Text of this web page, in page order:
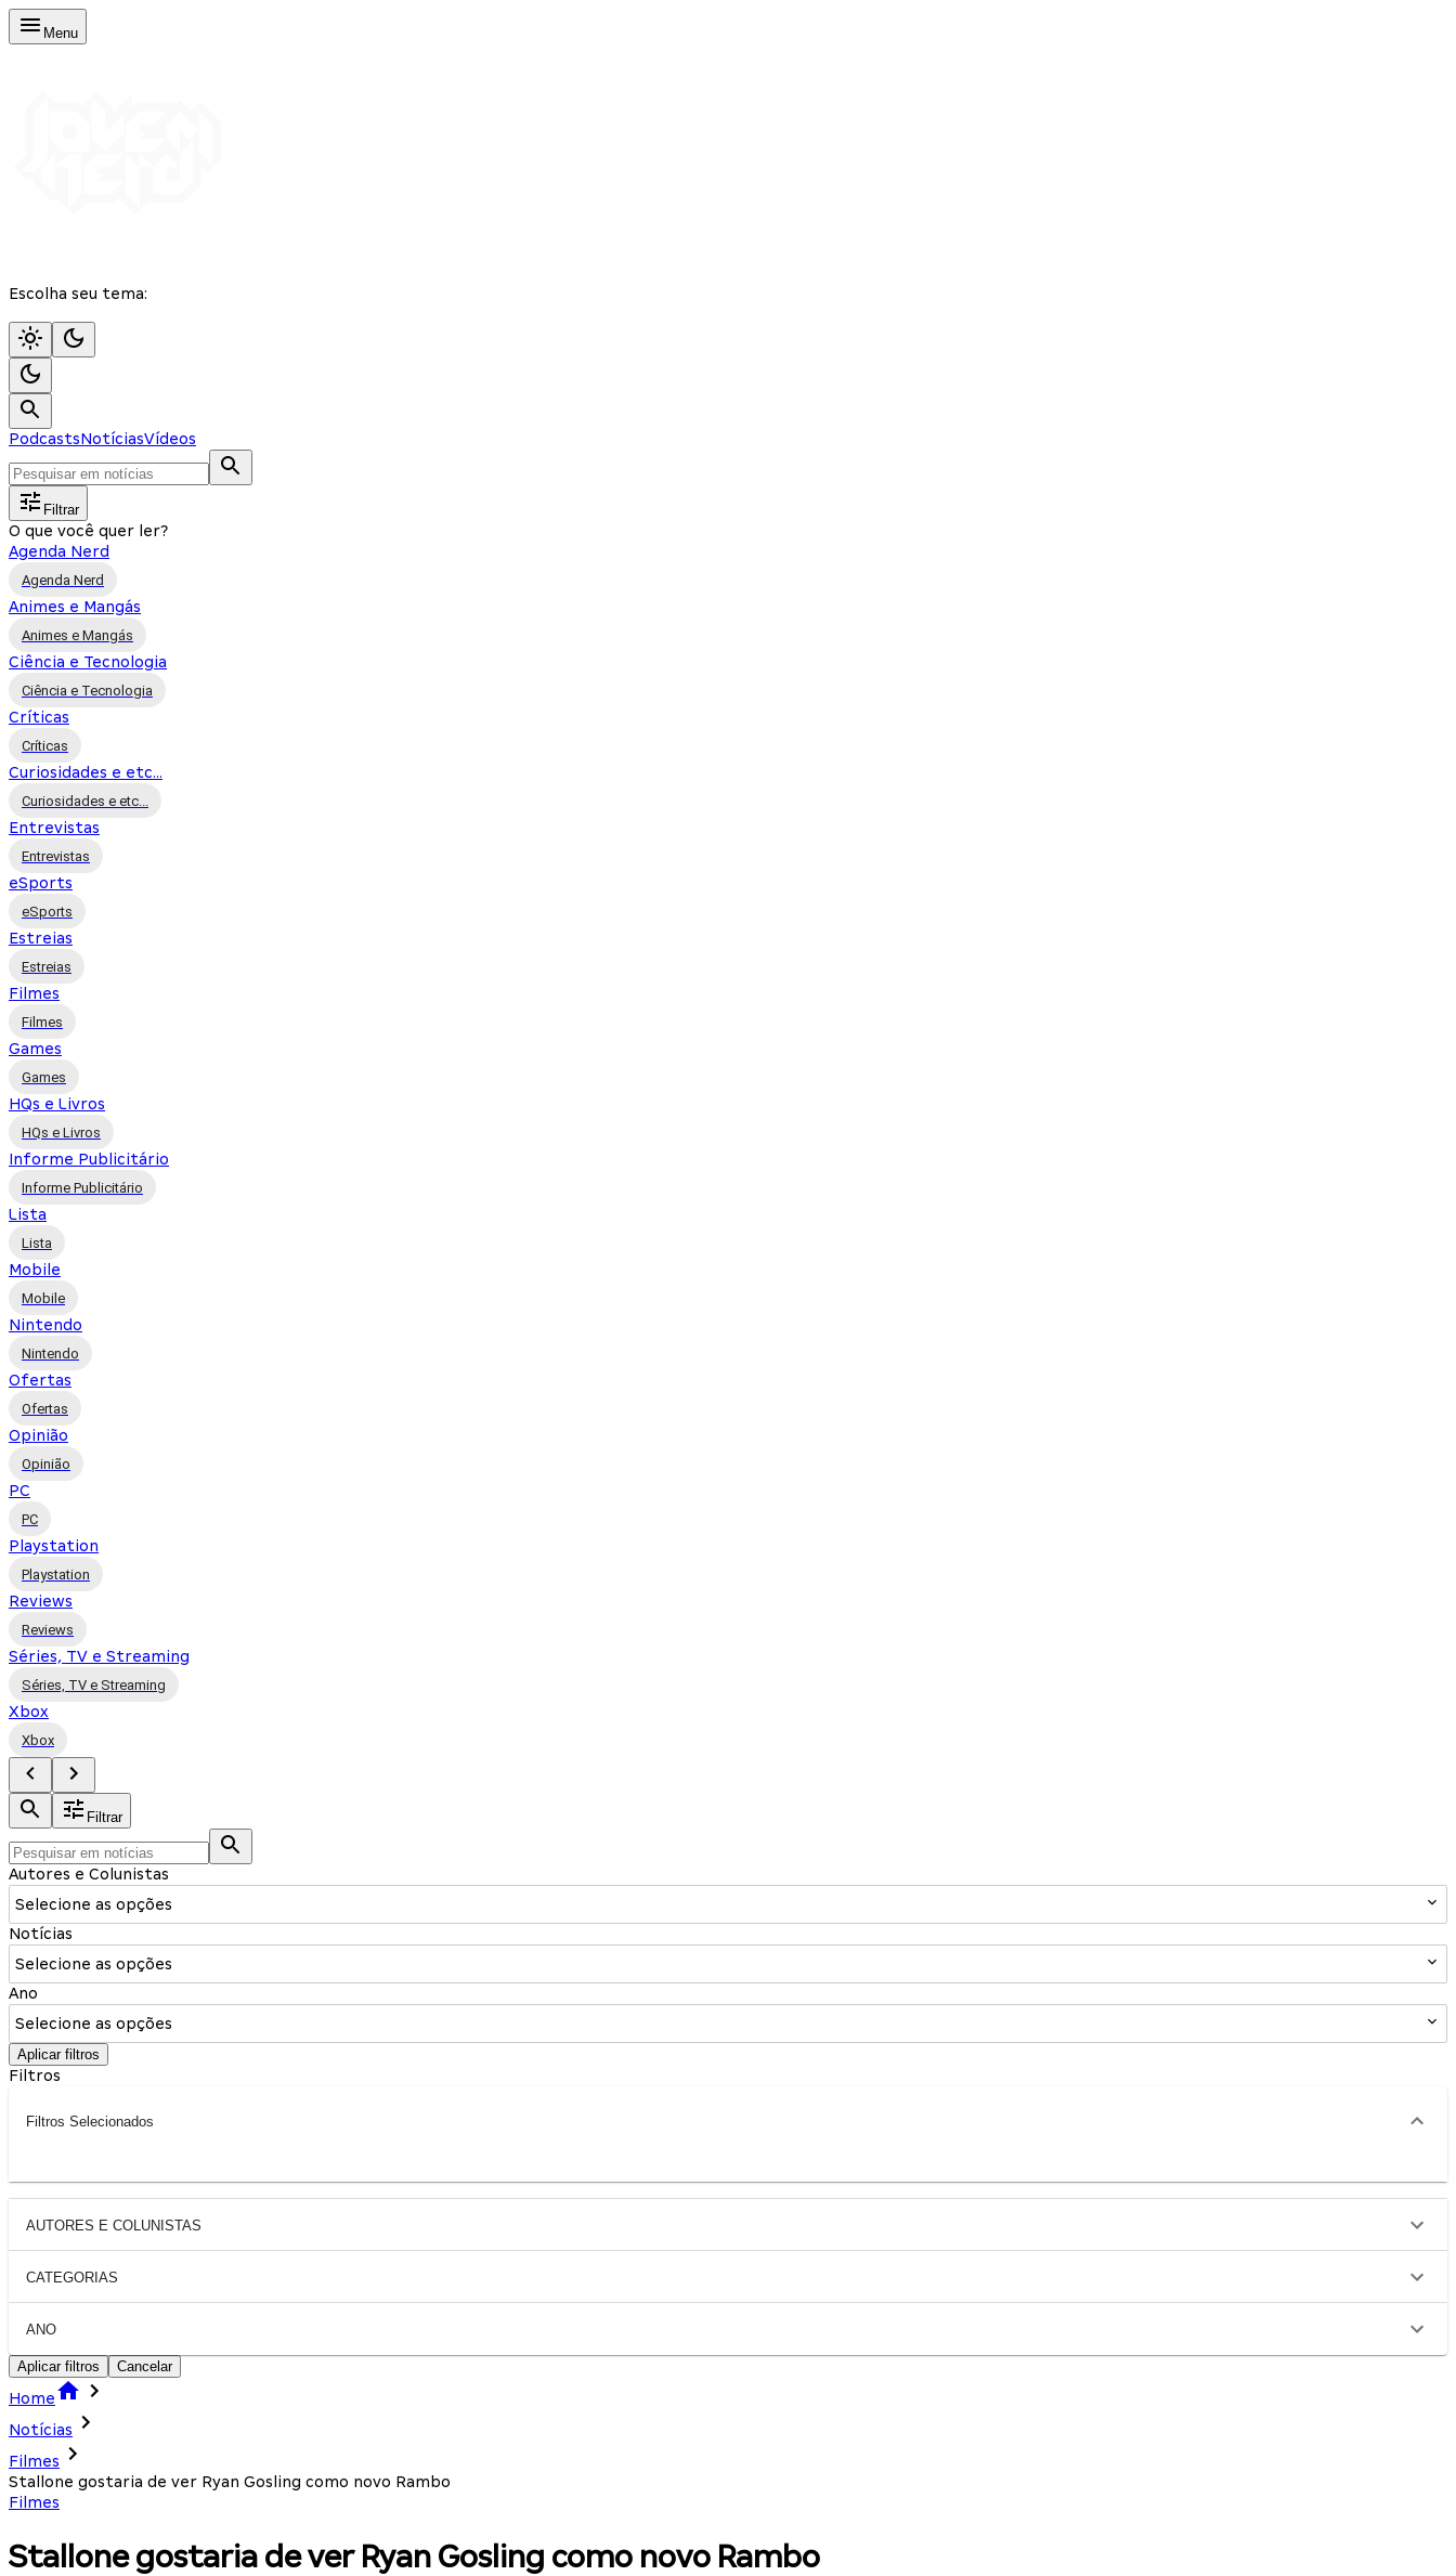
Menu
Escolha seu tema:
PodcastsNotíciasVídeos
Filtrar
O que você quer ler?
Agenda Nerd
Agenda Nerd
Animes e Mangás
Animes e Mangás
Ciência e Tecnologia
Ciência e Tecnologia
Críticas
Críticas
Curiosidades e etc...
Curiosidades e etc...
Entrevistas
Entrevistas
eSports
eSports
Estreias
Estreias
Filmes
Filmes
Games
Games
HQs e Livros
HQs e Livros
Informe Publicitário
Informe Publicitário
Lista
Lista
Mobile
Mobile
Nintendo
Nintendo
Ofertas
Ofertas
Opinião
Opinião
PC
PC
Playstation
Playstation
Reviews
Reviews
Séries, TV e Streaming
Séries, TV e Streaming
Xbox
Xbox
Filtrar
Autores e Colunistas
Selecione as opções
Notícias
Selecione as opções
Ano
Selecione as opções
Aplicar filtros
Filtros
Filtros Selecionados
AUTORES E COLUNISTAS
CATEGORIAS
ANO
Aplicar filtros Cancelar
Home
Notícias
Filmes
Stallone gostaria de ver Ryan Gosling como novo Rambo
Filmes
Stallone gostaria de ver Ryan Gosling como novo Rambo